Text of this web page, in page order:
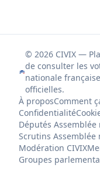
© 2026 CIVIX —
de consulter les
nationale
officielles.
À proposComment
Confidentialité
Députés
Scrutins Assemblée
Modération CIVIX
Groupes